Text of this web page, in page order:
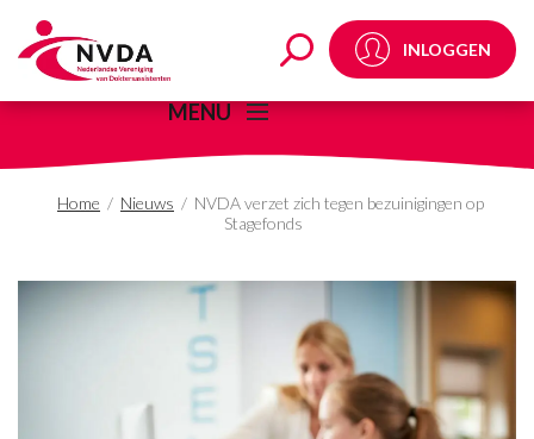
NVDA verzet zichINLOGGEN
MENU
Home / Nieuws / NVDA verzet zich tegen bezuinigingen op
Stagefonds